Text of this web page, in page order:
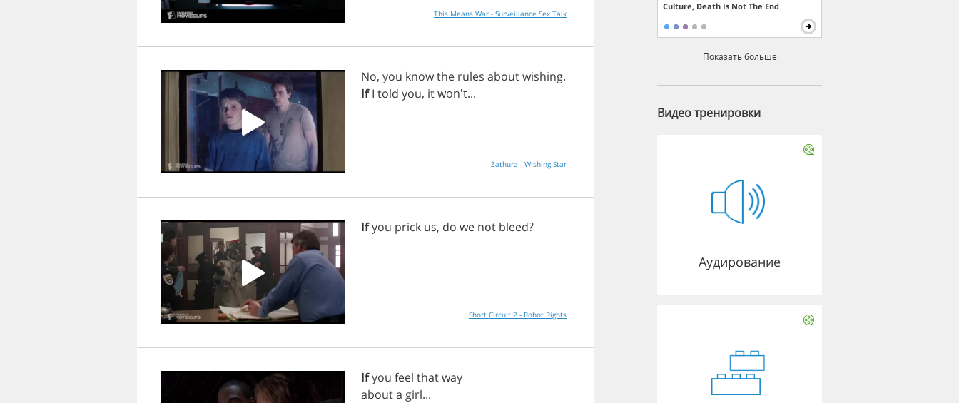
This Means War - Surveillance Sex Talk
No, you knowthe rules aboutwishing.
lf I told you, itwon't...
Zathura - Wishing Star
lfyou prick us, do we not bleed?
Short Circuit 2 - Robot Rights
lfyou feel thatway
abouta girl...
Culture, Death Is Not The End
Показать больше
Видео тренировки
Аудирование